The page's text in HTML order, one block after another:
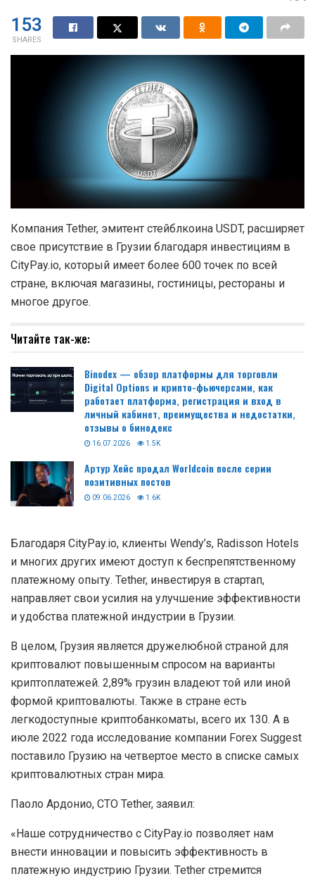
153
SHARES
Компания Tether, эмитент стейблкоина USDT, расширяет
свое присутствие в Грузии благодаря инвестициям в
CityPay.io, который имеет более 600 точек по всей
стране, включая магазины, гостиницы, рестораны и
многое другое.
Читайте так-же:
Binodex — обзор платформы для торговли
Digital Options и крипто-фьючерсами, как
работает платформа, регистрация и вход в
личный кабинет, преимущества и недостатки,
отзывы о бинодекс
16.07.2026 1.5K
Артур Хейс продал Worldcoin после серии
позитивных постов
09.06.2026 1.6K
Благодаря CityPay.io, клиенты Wendy’s, Radisson Hotels
и многих других имеют доступ к беспрепятственному
платежному опыту. Tether, инвестируя в стартап,
направляет свои усилия на улучшение эффективности
и удобства платежной индустрии в Грузии.
В целом, Грузия является дружелюбной страной для
криптовалют повышенным спросом на варианты
криптоплатежей. 2,89% грузин владеют той или иной
формой криптовалюты. Также в стране есть
легкодоступные криптобанкоматы, всего их 130. А в
июле 2022 года исследование компании Forex Suggest
поставило Грузию на четвертое место в списке самых
криптовалютных стран мира.
Паоло Ардонио, СТО Tether, заявил:
«Наше сотрудничество с CityPay.io позволяет нам
внести инновации и повысить эффективность в
платежную индустрию Грузии. Tether стремится